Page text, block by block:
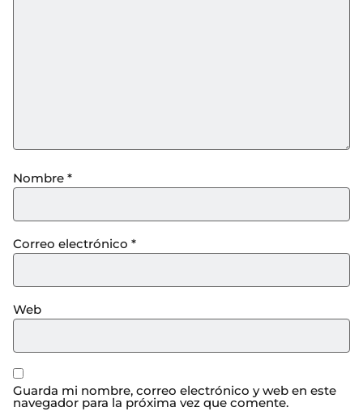
Nombre *
Correo electrónico *
Web
Guarda mi nombre, correo electrónico y web en este
navegador para la próxima vez que comente.